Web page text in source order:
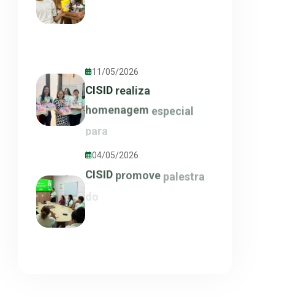
11/05/2026
CISID realiza
homenagem especial
para
04/05/2026
CISID promove palestra
do